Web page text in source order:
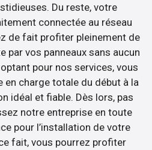
Du reste, votre
connectée au réseau
de fait profiter pleinement de
par vos panneaux sans aucun
pour nos services, vous
en charge totale du début à la
idéal et fiable. Dès lors, pas
notre entreprise en toute
pour l’installation de votre
fait, vous pourrez profiter